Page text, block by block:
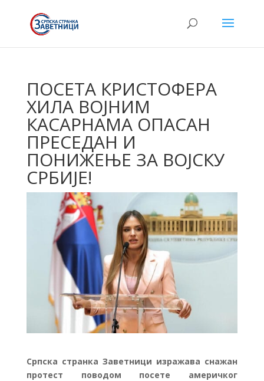
ПОСЕТА КРИСТОФЕРА
ХИЛА ВОЈНИМ
КАСАРНАМА ОПАСАН
ПРЕСЕДАН И
ПОНИЖЕЊЕ ЗА ВОЈСКУ
СРБИЈЕ!
Српска странка Заветници изражава снажан
протест поводом посете америчког